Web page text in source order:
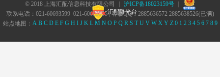
© 2018 上海汇配信息科技有限公司 ｜ 沪ICP备18023159号｜
汇配曝光台
联系电话：021-60693599 021-60693555 | 客服QQ：2885636572 2885638526(已满)
站点地图： A B C D E F G H I J K L M N O P Q R S T U V W X Y Z 0 1 2 3 4 5 6 7 8 9